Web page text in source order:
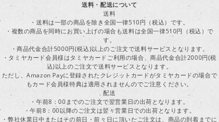
送料・配送について
送料
・送料は一部の商品を除き全国一律510円（税込）です。
・複数の商品を同時にお買い上げの場合も送料は全国一律510円（税込）で
す。
・商品代金合計5000円(税込)以上のご注文で送料サービスとなります。
・タミヤカード会員様はタミヤカードご利用の場合、商品代金合計2000円(税
込)以上のご注文で送料サービスとなります。
ただし、Amazon Payに登録されたクレジットカードがタミヤカードの場合で
もカード会員様特典は適用されませんのでご注意ください。
配送
・午前8：00までのご注文で翌営業日の出荷となります。
・午前8：00以降のご注文は翌々営業日での出荷となります。
・弊社休業日中またはその前日・前々日に頂いたご注文は、商品の到着までに